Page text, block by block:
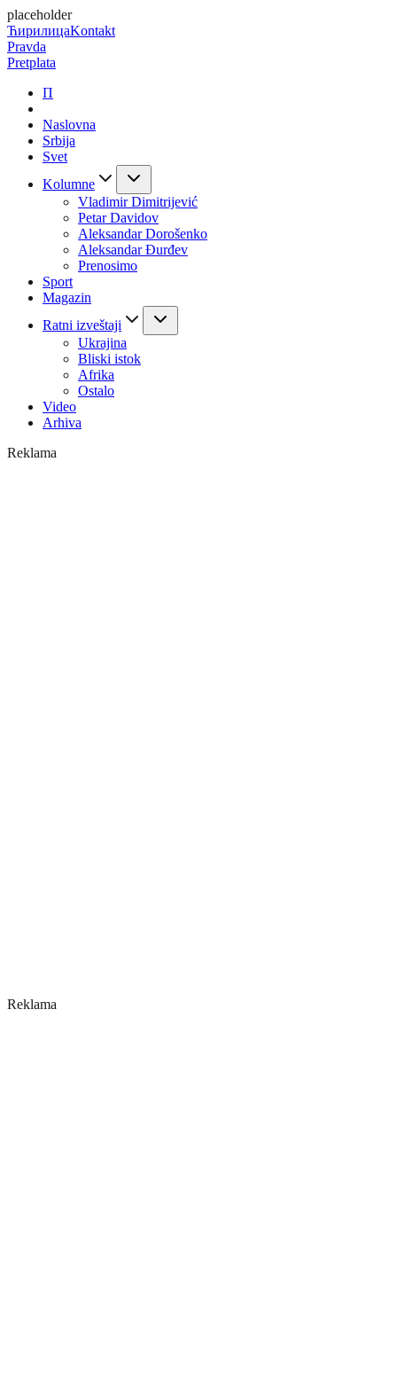
placeholder
ЋирилицаKontakt
Pravda
Pretplata
П
Naslovna
Srbija
Svet
Kolumne
Vladimir Dimitrijević
Petar Davidov
Aleksandar Dorošenko
Aleksandar Đurđev
Prenosimo
Sport
Magazin
Ratni izveštaji
Ukrajina
Bliski istok
Afrika
Ostalo
Video
Arhiva
Reklama
Reklama